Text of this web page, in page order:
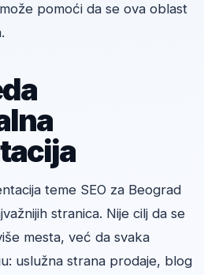
pomoći da se ova oblast
teme SEO za Beograd
stranica. Nije cilj da se
mesta, već da svaka
uslužna strana prodaje, blog